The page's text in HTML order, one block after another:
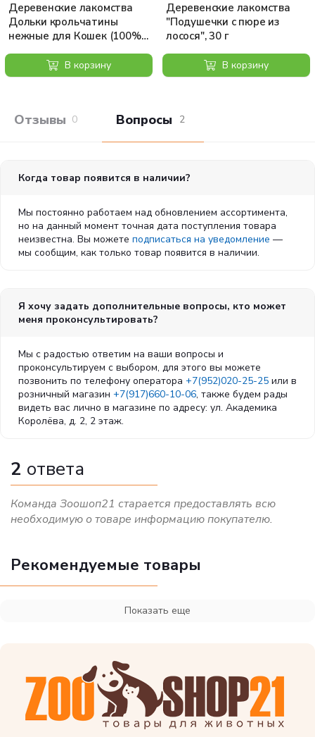
Деревенские лакомства
Дольки крольчатины
нежные для Кошек (100%
мясо), 0,045 кг
В корзину
Деревенские лакомства
"Подушечки с пюре из
лосося", 30 г
В корзину
Отзывы покупателей
0 Вопросы и
2
Когда товар появится в наличии?
Мы постоянно работаем над обновлением ассортимента,
но на данный момент точная дата поступления товара
неизвестна. Вы можете подписаться на уведомление —
мы сообщим, как только товар появится в наличии.
Я хочу задать дополнительные вопросы, кто может
меня проконсультировать?
Мы с радостью ответим на ваши вопросы и
проконсультируем с выбором, для этого вы можете
позвонить по телефону оператора +7(952)020-25-25 или в
розничный магазин +7(917)660-10-06, также будем рады
видеть вас лично в магазине по адресу: ул. Академика
Королёва, д. 2, 2 этаж.
2 ответа
Команда Зоошоп21 старается предоставлять всю
необходимую о товаре информацию покупателю.
Рекомендуемые товары
Показать еще